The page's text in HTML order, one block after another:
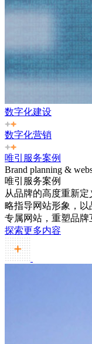
数字化建设
数字化营销
唯引服务案例
Brand planning &
唯引服务案例
从品牌的高度重新
略指导网站形象，
专属网站，重塑品牌
探索更多内容